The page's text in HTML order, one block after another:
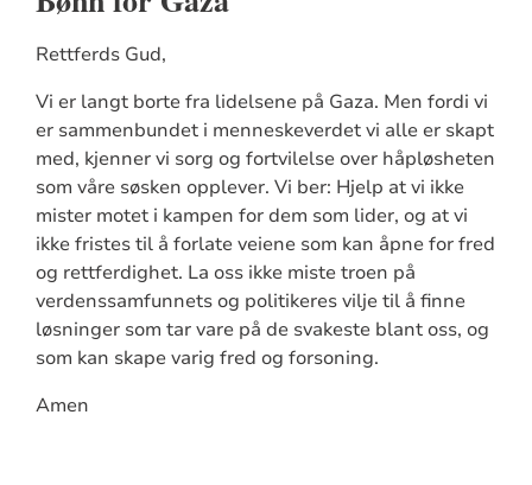
Rettferds Gud,
Vi er langt borte fra lidelsene på Gaza. Men fordi vi
er sammenbundet i menneskeverdet vi alle er skapt
med, kjenner vi sorg og fortvilelse over håpløsheten
som våre søsken opplever. Vi ber: Hjelp at vi ikke
mister motet i kampen for dem som lider, og at vi
ikke fristes til å forlate veiene som kan åpne for fred
og rettferdighet. La oss ikke miste troen på
verdenssamfunnets og politikeres vilje til å finne
løsninger som tar vare på de svakeste blant oss, og
som kan skape varig fred og forsoning.
Amen